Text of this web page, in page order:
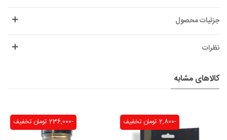
جزئیات محصول
نظرات
کالاهای مشابه
تخفیف -2,800 تومان تخفیف -236,000 تومان